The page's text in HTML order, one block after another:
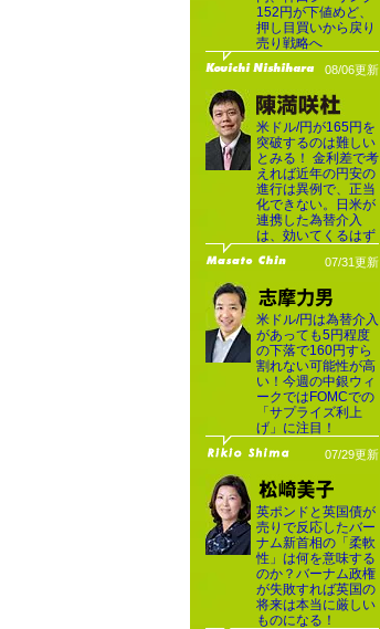
152円が下値めど、
押し目買いから戻り
売り戦略へ
08/06更新
米ドル/円が165円を
突破するのは難しい
とみる！ 金利差で考
えれば近年の円安の
進行は異例で、正当
化できない。日米が
連携した為替介入
は、効いてくるはず
07/31更新
米ドル/円は為替介入
があっても5円程度
の下落で160円すら
割れない可能性が高
い！今週の中銀ウィ
ークではFOMCでの
「サプライズ利上
げ」に注目！
07/29更新
英ポンドと英国債が
売りで反応したバー
ナム新首相の「柔軟
性」は何を意味する
のか？バーナム政権
が失敗すれば英国の
将来は本当に厳しい
ものになる！